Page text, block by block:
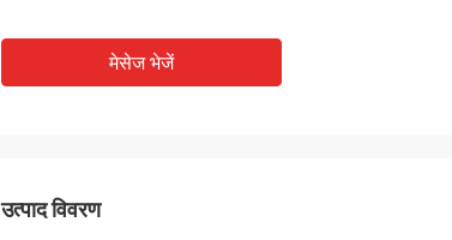
मेसेज भेजें
उत्पाद विवरण